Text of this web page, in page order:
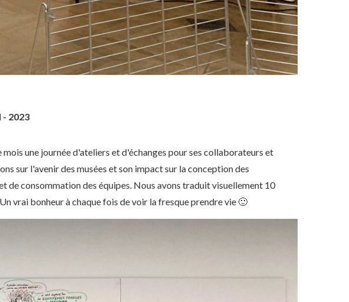
2023
une journée d'ateliers et d'échanges pour ses collaborateurs et
sur l'avenir des musées et son impact sur la conception des
de consommation des équipes. Nous avons traduit visuellement 10
vrai bonheur à chaque fois de voir la fresque prendre vie 🙂